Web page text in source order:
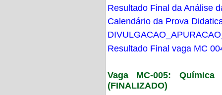
Resultado Final da Análise
Calendário da Prova
Resultado Final vaga MC
Vaga MC-005:
(FINALIZADO)